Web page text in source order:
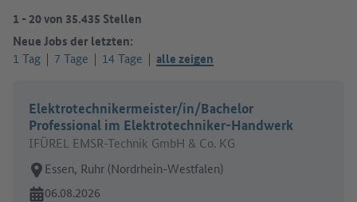
1-20von 35.435 Stellen
Neue Jobs der letzten:
1 Tag 7 Tage 14 Tage alle zeigen
Elektrotechnikermeister/in/Bachelor
Professional im Elektrotechniker-Handwerk
IFÜREL EMSR-Technik GmbH & Co. KG
Arbeitsort:
Essen, Ruhr (Nordrhein-Westfalen)
Online seit:
06.08.2026